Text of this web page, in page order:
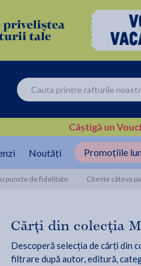
Câștigă un
Noutăți Promoțiile
puncte de fidelitate Citeste câteva
Cărți din colecția
Descoperă selecția de cărți din
filtrare după autor, editură,